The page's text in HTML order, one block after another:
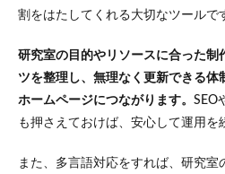
割をはたしてくれる大切なツールで
研究室の目的やリソースに合った制
ツを整理し、無理なく更新できる体
ホームページにつながります。 SEO
も押さえておけば、安心して運用を
また、多言語対応をすれば、研究